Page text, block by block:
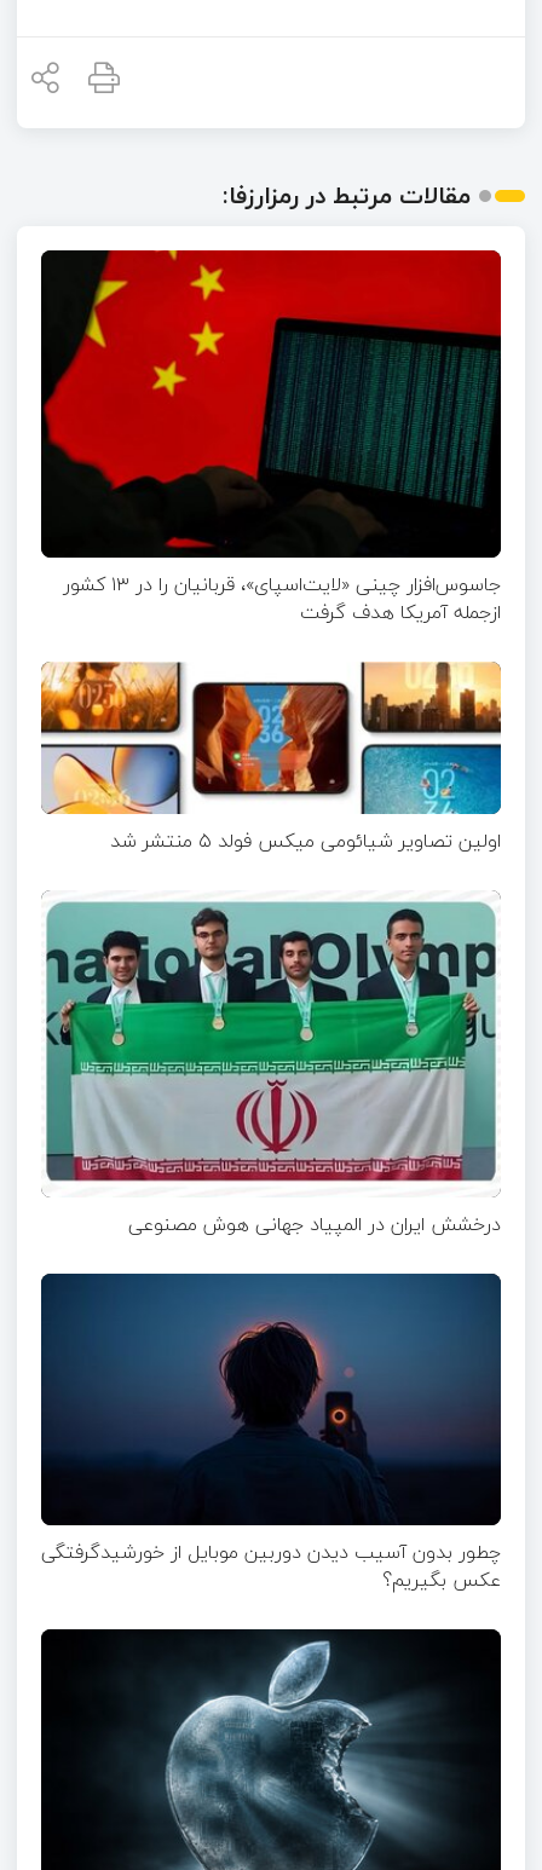
مقالات مرتبط در رمزارزفا:
جاسوس‌افزار چینی «لایت‌اسپای»، قربانیان را در ۱۳ کشور
ازجمله آمریکا هدف گرفت
اولین تصاویر شیائومی میکس فولد ۵ منتشر شد
درخشش ایران در المپیاد جهانی هوش مصنوعی
چطور بدون آسیب دیدن دوربین موبایل از خورشیدگرفتگی
عکس بگیریم؟